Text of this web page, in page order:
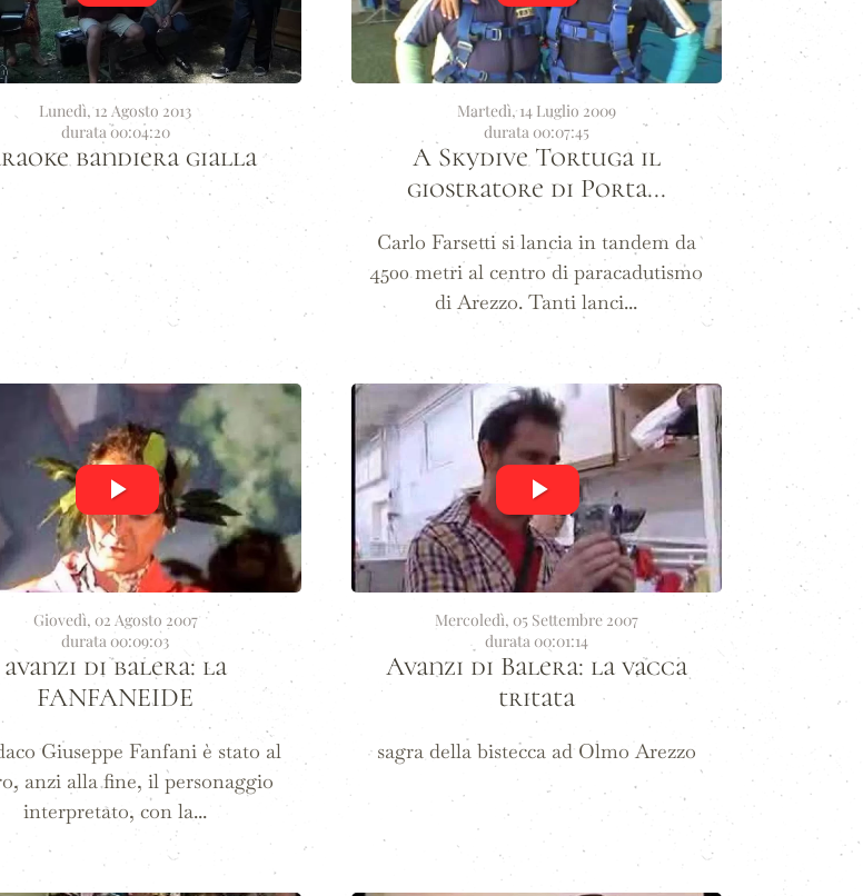
Lunedì, 12 Agosto 2013
durata 00:04:20
bandiera gialla
Martedì, 14 Luglio 2009
durata 00:07:45
A Skydive Tortuga il
giostratore di Porta...
Carlo Farsetti si lancia in tandem da
4500 metri al centro di paracadutismo
di Arezzo. Tanti lanci...
Giovedì, 02 Agosto 2007
durata 00:09:03
avanzi di balera: la
FANFANEIDE
Giuseppe Fanfani è stato al
anzi alla fine, il personaggio
interpretato, con la...
Mercoledì, 05 Settembre 2007
durata 00:01:14
Avanzi di Balera: la vacca
tritata
sagra della bistecca ad Olmo Arezzo